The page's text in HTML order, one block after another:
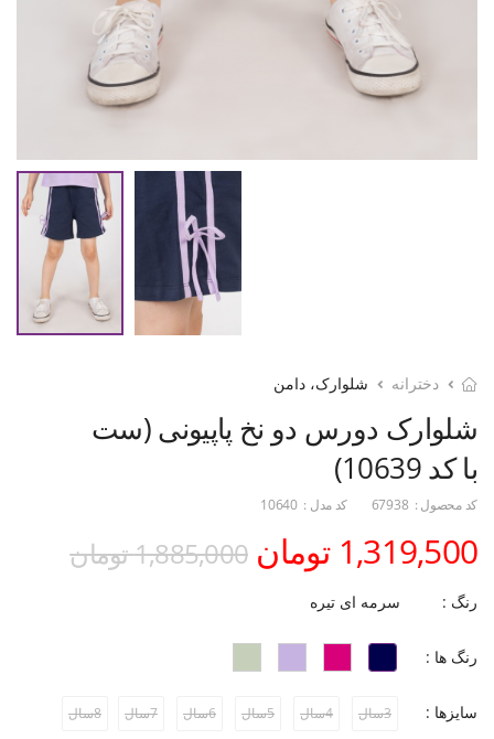
دخترانه شلوارک، دامن
شلوارک دورس دو نخ پاپیونی (ست
با کد 10639)
کد محصول : 67938 کد مدل : 10640
1,319,500 تومان 1,885,000 تومان
رنگ : سرمه ای تیره
رنگ ها :
سایزها : 3سال 4سال 5سال 6سال 7سال 8سال